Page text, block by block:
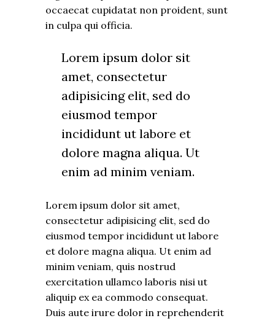
occaecat cupidatat non proident, sunt
in culpa qui officia.
Lorem ipsum dolor sit
amet, consectetur
adipisicing elit, sed do
eiusmod tempor
incididunt ut labore et
dolore magna aliqua. Ut
enim ad minim veniam.
Lorem ipsum dolor sit amet,
consectetur adipisicing elit, sed do
eiusmod tempor incididunt ut labore
et dolore magna aliqua. Ut enim ad
minim veniam, quis nostrud
exercitation ullamco laboris nisi ut
aliquip ex ea commodo consequat.
Duis aute irure dolor in reprehenderit